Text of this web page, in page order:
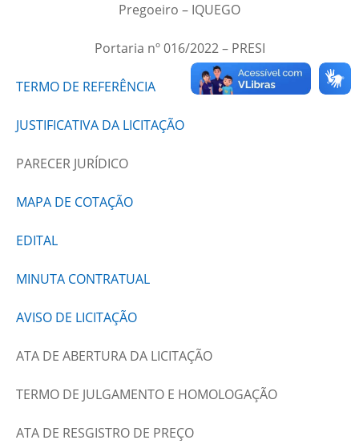
Pregoeiro – IQUEGO
Portaria nº 016/2022 – PRESI
TERMO DE REFERÊNCIA
JUSTIFICATIVA DA LICITAÇÃO
PARECER JURÍDICO
MAPA DE COTAÇÃO
EDITAL
MINUTA CONTRATUAL
AVISO DE LICITAÇÃO
ATA DE ABERTURA DA LICITAÇÃO
TERMO DE JULGAMENTO E HOMOLOGAÇÃO
ATA DE RESGISTRO DE PREÇO